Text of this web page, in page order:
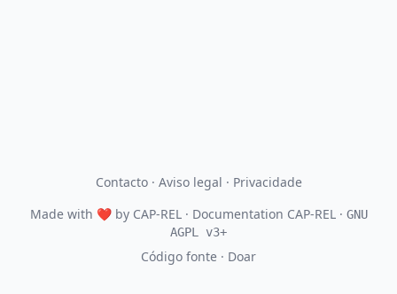
Contacto· Aviso legal · Privacidade
Made with ❤by CAP-REL· Documentation CAP-REL · GNU
AGPL v3+
Código fonte · Doar